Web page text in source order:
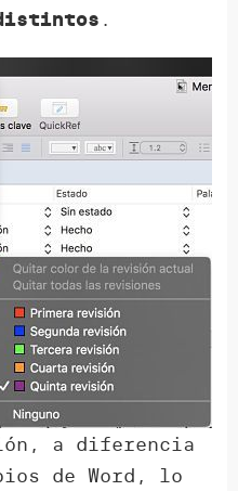
.
a diferencia
de Word, lo